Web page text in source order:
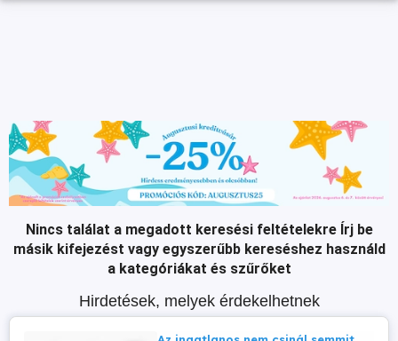
Nincs találat a megadott keresési feltételekre Írj be
másik kifejezést vagy egyszerűbb kereséshez használd
a kategóriákat és szűrőket
Hirdetések, melyek érdekelhetnek